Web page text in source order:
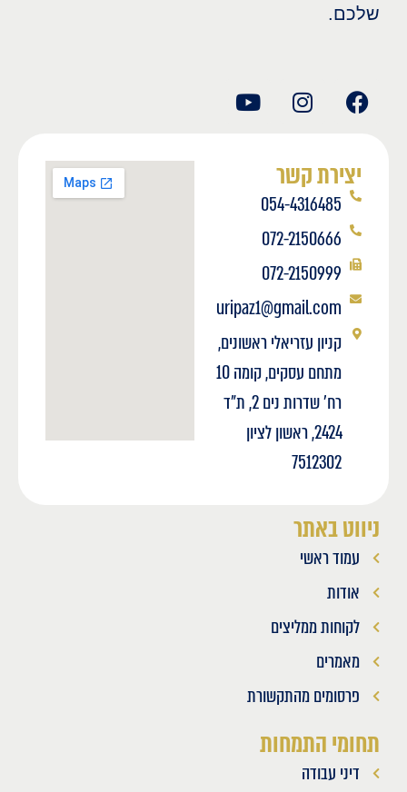
שלכם.
ניווט באתר
עמוד ראשי
אודות
לקוחות ממליצים
מאמרים
פרסומים מהתקשורת
תחומי התמחות
דיני עבודה
יצירת קשר
054-4316485
072-2150666
072-2150999
uripaz1@gmail.com
קניון עזריאלי ראשונים,
מתחם עסקים, קומה 10
רח' שדרות נים 2, ת"ד
2424, ראשון לציון
7512302